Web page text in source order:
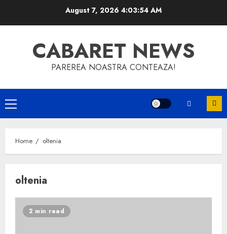
August 7, 2026 4:03:54 AM
CABARET NEWS
PAREREA NOASTRA CONTEAZA!
Primary
Menu
Home oltenia
oltenia
2 min read